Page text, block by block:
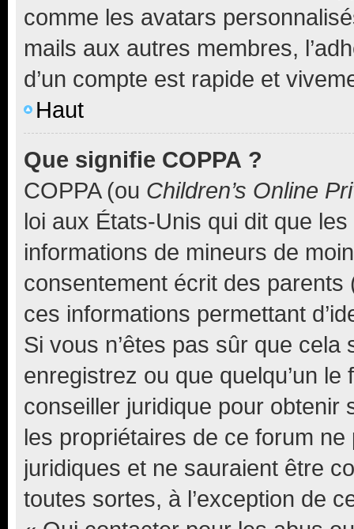
comme les avatars
mails aux autres membres,
d’un compte est rapide et
Haut
Que signifie COPPA ?
COPPA (ou Children’s Online
loi aux États-Unis qui dit que
informations de mineurs de
consentement écrit des parents
ces informations permettant
Si vous n’êtes pas sûr que
enregistrez ou que quelqu’un
conseiller juridique pour obtenir
les propriétaires de ce forum
juridiques et ne sauraient être
toutes sortes, à l’exception de